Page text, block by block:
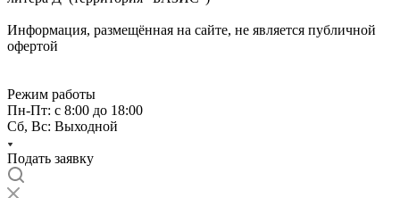
Информация, размещённая на сайте, не является публичной
офертой
Режим работы
Пн-Пт: с 8:00 до 18:00
Сб, Вс: Выходной
Подать заявку